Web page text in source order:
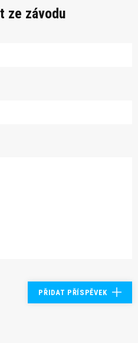
ze závodu
PŘIDAT PŘÍSPĚVEK